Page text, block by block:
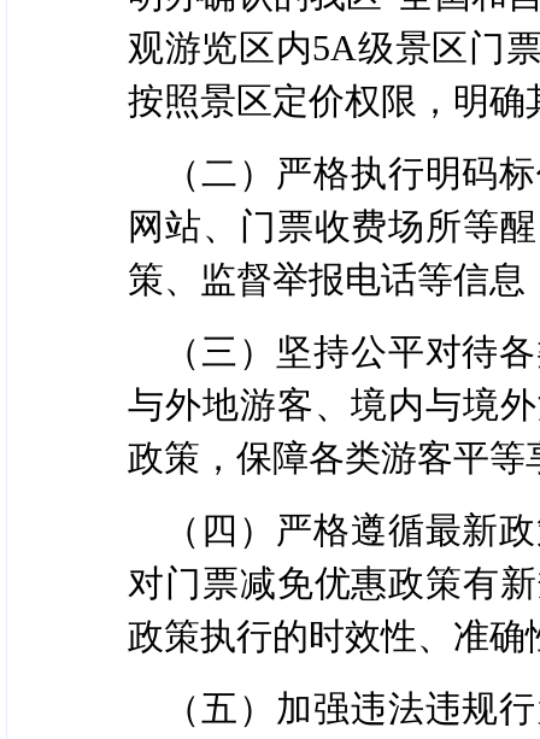
观游览区内5A级景区门
按照景区定价权限，明
（二）严格执行明码
网站、门票收费场所等
策、监督举报电话等信
（三）坚持公平对待
与外地游客、境内与境
政策，保障各类游客平等
（四）严格遵循最新
对门票减免优惠政策有
政策执行的时效性、准确
（五）加强违法违规